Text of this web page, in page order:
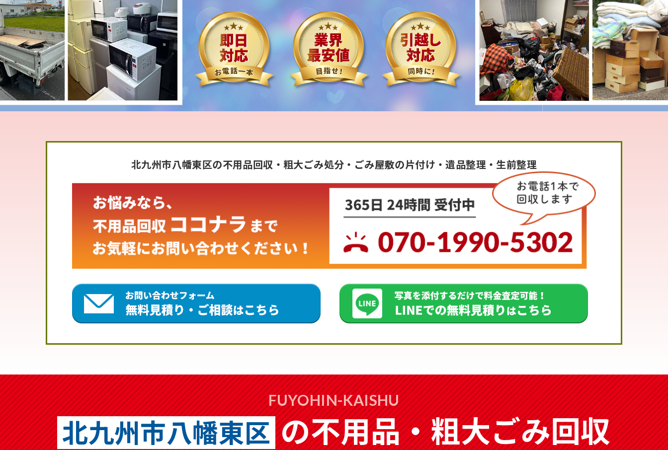
北九州市八幡東区の不用品回収・粗大ごみ処分・ごみ屋敷の片付け・遺品整理・生前整理
FUYOHIN-KAISHU
北九州市八幡東区 の不用品・粗大ごみ回収